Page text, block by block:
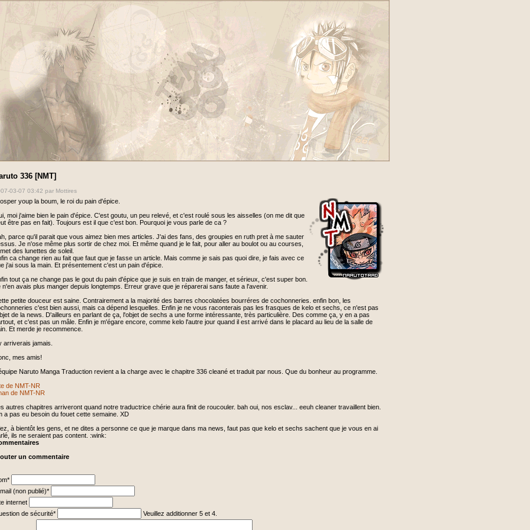
336 [NMT]
03-07 03:42 par Mottires
youp la boum, le roi du pain d'épice.
moi j'aime bien le pain d'épice. C'est goutu, un peu relevé, et c'est roulé sous les aisselles (on me dit que
être pas en fait). Toujours est il que c'est bon. Pourquoi je vous parle de ca ?
parce qu'il parait que vous aimez bien mes articles. J'ai des fans, des groupies en ruth pret à me sauter
Je n'ose même plus sortir de chez moi. Et même quand je le fait, pour aller au boulot ou au courses,
des lunettes de soleil.
ca change rien au fait que faut que je fasse un article. Mais comme je sais pas quoi dire, je fais avec ce
j'ai sous la main. Et présentement c'est un pain d'épice.
tout ça ne change pas le gout du pain d'épice que je suis en train de manger, et sérieux, c'est super bon.
n'en avais plus manger depuis longtemps. Erreur grave que je réparerai sans faute a l'avenir.
petite douceur est saine. Contrairement a la majorité des barres chocolatées bourréres de cochonneries. enfin bon, les
c'est bien aussi, mais ca dépend lesquelles. Enfin je ne vous raconterais pas les frasques de kelo et sechs, ce n'est pas
de la news. D'ailleurs en parlant de ça, l'objet de sechs a une forme intéressante, très particulière. Des comme ça, y en a pas
et c'est pas un mâle. Enfin je m'égare encore, comme kelo l'autre jour quand il est arrivé dans le placard au lieu de la salle de
Et merde je recommence.
arriverais jamais.
mes amis!
Naruto Manga Traduction revient a la charge avec le chapitre 336 cleané et traduit par nous. Que du bonheur au programme.
de NMT-NR
de NMT-NR
autres chapitres arriveront quand notre traductrice chérie aura finit de roucouler. bah oui, nos esclav... eeuh cleaner travaillent bien.
a pas eu besoin du fouet cette semaine. XD
à bientôt les gens, et ne dites a personne ce que je marque dans ma news, faut pas que kelo et sechs sachent que je vous en ai
ils ne seraient pas content. :wink:
un commentaire
*
(non publié)*
internet
de sécurité*
Veuillez additionner 5 et 4.